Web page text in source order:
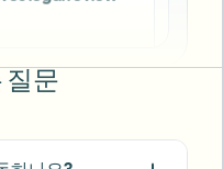
and
질문